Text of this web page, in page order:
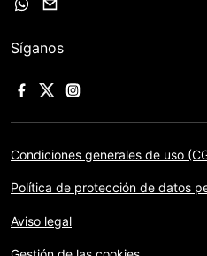
Síganos
Condiciones generales de uso
Política de protección de datos
Aviso legal